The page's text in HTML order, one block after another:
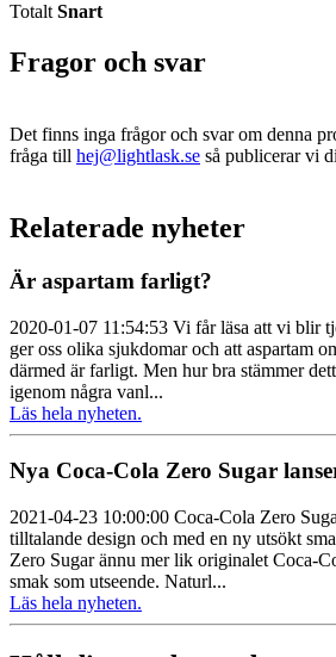
Totalt Snart
Fragor och svar
Det finns inga frågor och svar om denna
fråga till hej@lightlask.se så publicerar vi
Relaterade nyheter
Är aspartam farligt?
2020-01-07 11:54:53 Vi får läsa att vi blir
ger oss olika sjukdomar och att aspartam
därmed är farligt. Men hur bra stämmer
igenom några vanl...
Läs hela nyheten.
Nya Coca-Cola Zero Sugar
2021-04-23 10:00:00 Coca‑Cola Zero
tilltalande design och med en ny utsökt
Zero Sugar ännu mer lik originalet
smak som utseende. Naturl...
Läs hela nyheten.